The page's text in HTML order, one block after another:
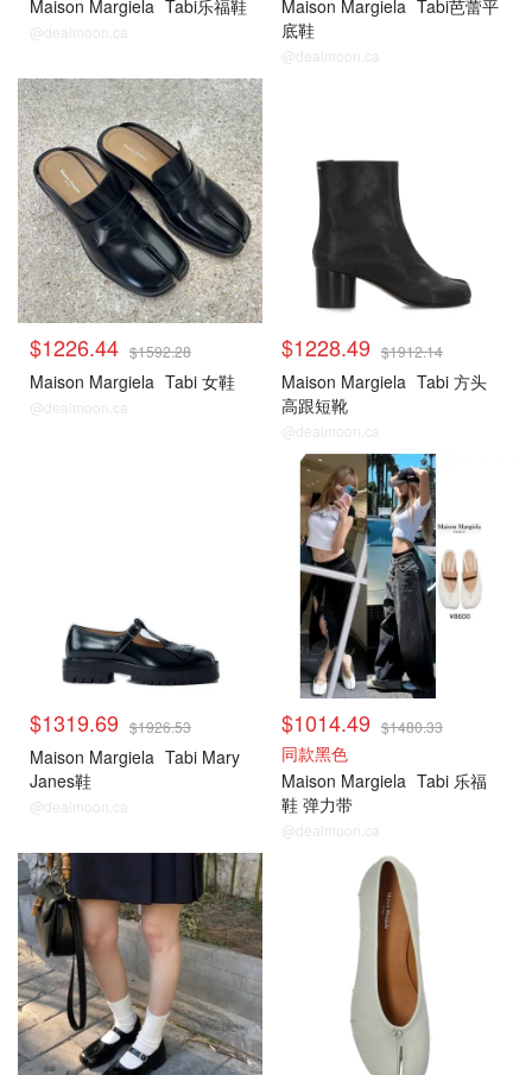
Maison Margiela Tabi乐福鞋
@dealmoon.ca
Maison Margiela Tabi芭蕾平
底鞋
@dealmoon.ca
$1226.44 $1592.28
Maison Margiela Tabi 女鞋
@dealmoon.ca
$1228.49 $1912.14
Maison Margiela Tabi 方头
高跟短靴
@dealmoon.ca
$1319.69 $1926.53
Maison Margiela Tabi Mary
Janes鞋
@dealmoon.ca
$1014.49 $1480.33
同款黑色
Maison Margiela Tabi 乐福
鞋 弹力带
@dealmoon.ca